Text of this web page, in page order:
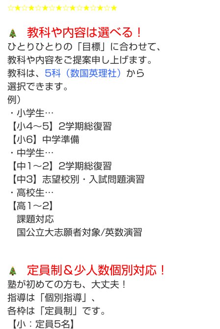
☆★☆★☆★☆★☆★☆★☆★☆★
教科や内容は選べる！
ひとりひとりの「目標」に合わせて、
教科や内容をご提案申し上げます。
教科は、 5科（数国英理社） から
選択できます。
例）
・小学生…
【小4～5】2学期総復習
【小6】中学準備
・中学生…
【中1～2】2学期総復習
【中3】志望校別・入試問題演習
・高校生…
【高1～2】
課題対応
国公立大志願者対象/英数演習
定員制＆少人数個別対応！
塾が初めての方も、大丈夫！
指導は「個別指導」、
各枠は「定員制」です。
【小：定員5名】